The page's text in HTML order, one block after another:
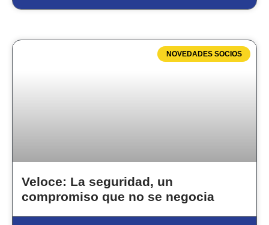
NOVEDADES SOCIOS
Veloce: La seguridad, un
compromiso que no se negocia